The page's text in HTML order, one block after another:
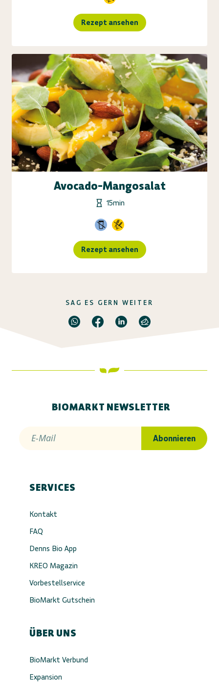
Rezept ansehen
Avocado-Mangosalat
15min
Rezept ansehen
SAG ES GERN WEITER
BIOMARKT NEWSLETTER
E-Mail Abonnieren
SERVICES
Kontakt
FAQ
Denns Bio App
KREO Magazin
Vorbestellservice
BioMarkt Gutschein
ÜBER UNS
BioMarkt Verbund
Expansion